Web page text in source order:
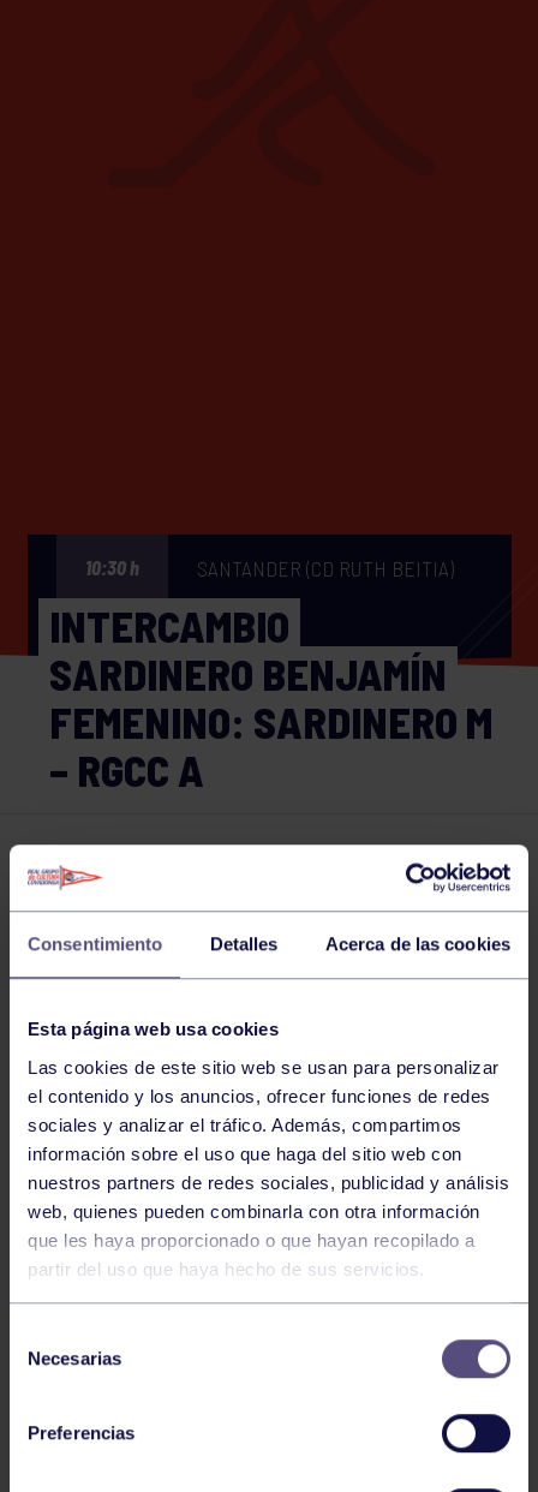
Consentimiento Detalles Acerca de las cookies
Esta página web usa cookies
Las cookies de este sitio web se usan para personalizar
el contenido y los anuncios, ofrecer funciones de redes
sociales y analizar el tráfico. Además, compartimos
información sobre el uso que haga del sitio web con
nuestros partners de redes sociales, publicidad y análisis
web, quienes pueden combinarla con otra información
que les haya proporcionado o que hayan recopilado a
partir del uso que haya hecho de sus servicios.
Necesarias
Preferencias
10:30 h SANTANDER (CD RUTH BEITIA)
INTERCAMBIO
SARDINERO BENJAMÍN
FEMENINO: SARDINERO M
– RGCC A
Comparte
NOTICIAS RELACIONADAS
Hockey 28 Jul 2026
MUNDIAL